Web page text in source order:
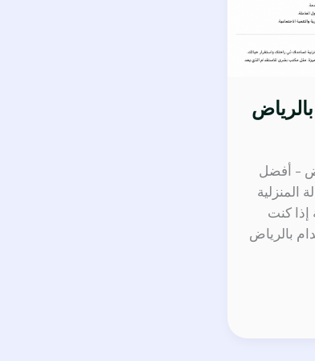
– أفضل
المنزلية
إذا كنت
بالرياض